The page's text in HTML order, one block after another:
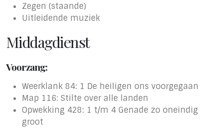
Zegen (staande)
Uitleidende muziek
Middagdienst
Voorzang:
Weerklank 84: 1 De heiligen ons voorgegaan
Map 116: Stilte over alle landen
Opwekking 428: 1 t/m 4 Genade zo oneindig
groot